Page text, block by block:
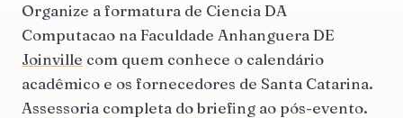
Organize a formatura de Ciencia DA
Computacao na Faculdade Anhanguera DE
Joinville com quem conhece o calendário
acadêmico e os fornecedores de Santa Catarina.
Assessoria completa do briefing ao pós-evento.